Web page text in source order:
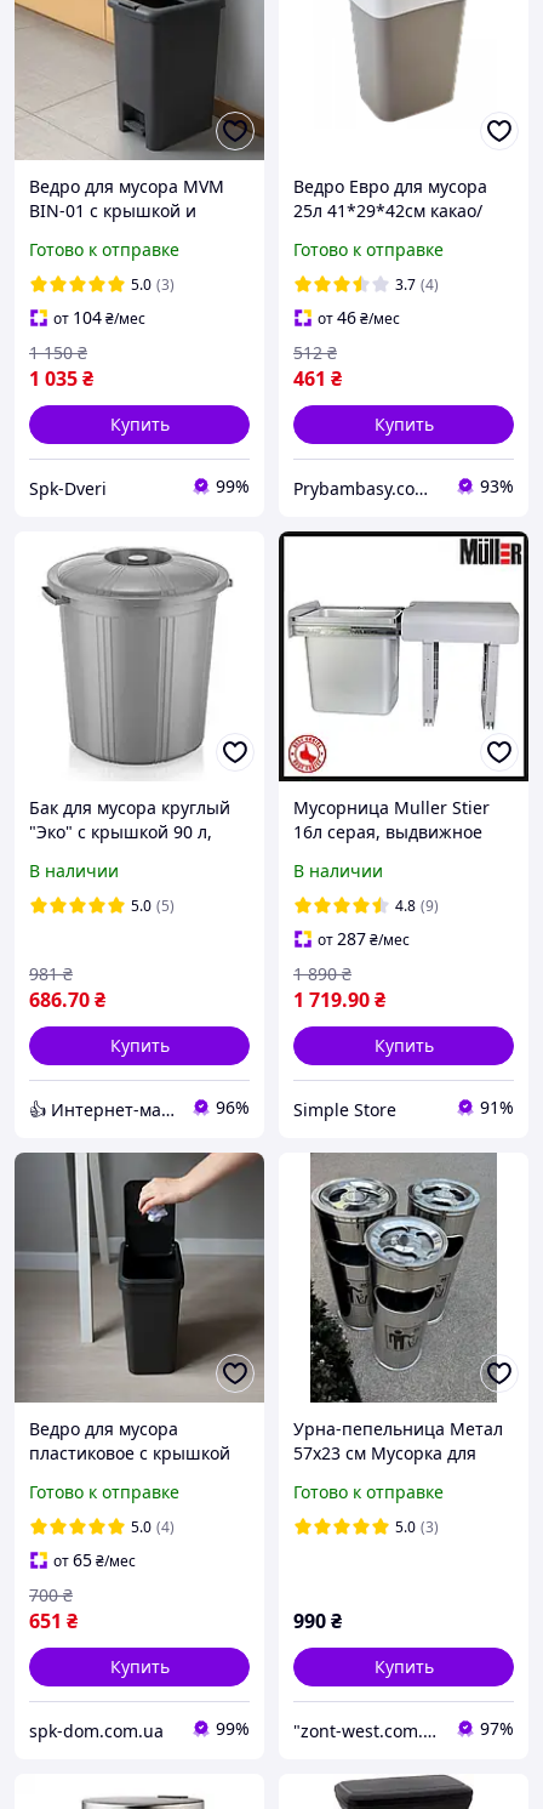
Ведро для мусора MVM
BIN-01 с крышкой и
пластиковое
Готово к отправке
5.0 (3)
от 104₴/мес
1 035₴
1 150 ₴
Купить
Spk-Dveri 99%
Ведро Евро для мусора
25л 41*29*42см какао/
Готово к отправке
3.7 (4)
от46₴/мес
461 ₴
512 ₴
Купить
Prybambasy.com.ua - магазин товаров для дома 93%
Бак для мусора круглый
"Эко" с крышкой 90 л,
272
В наличии
5.0 (5)
686.70₴
981 ₴
Купить
👍 Интернет-магазин "DOMIA" 🎁 🧺 🏡 96%
Мусорница Muller Stier
16л серая, выдвижное
В наличии
4.8 (9)
от287₴/мес
1 719.90₴
1 890 ₴
Купить
Simple Store 91%
Ведро для мусора
пластиковое с крышкой
Готово к отправке
5.0 (4)
от65₴/мес
651 ₴
700 ₴
Купить
spk-dom.com.ua 99%
Урна-пепельница Метал
57х23 см Мусорка для
для мусора Уличная урна
с пепельницей
Готово к отправке
5.0 (3)
990₴
Купить
"zont-west.com.ua": Онлайн-магазин товаров для отдыха, сада и уличной инфраструктуры 97%